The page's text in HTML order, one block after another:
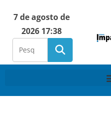
7 de agosto de
2026 17:38